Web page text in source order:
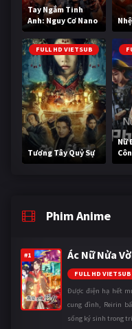
Tay Ngắm Tinh
Anh: Nguy Cơ Nano
FULL HD VIETSUB
Tương Tây Quỷ Sự
Nữ
Phim Anime
#1 Ác Nữ Nửa
FULL HD VIETSUB
Được điện hạ hết
cung đình, Reirin
sống ký sinh trong